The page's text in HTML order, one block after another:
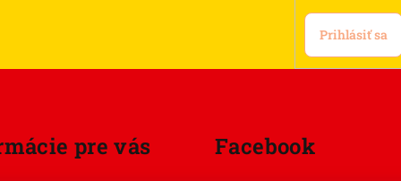
Prihlásiť sa
pre vás Facebook